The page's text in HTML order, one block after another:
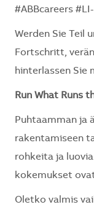
#ABBcareers
Werden Sie Teil
Fortschritt,
hinterlassen Sie
Run What Runs
Puhtaamman ja
rakentamiseen
rohkeita ja
kokemukset
Oletko valmis